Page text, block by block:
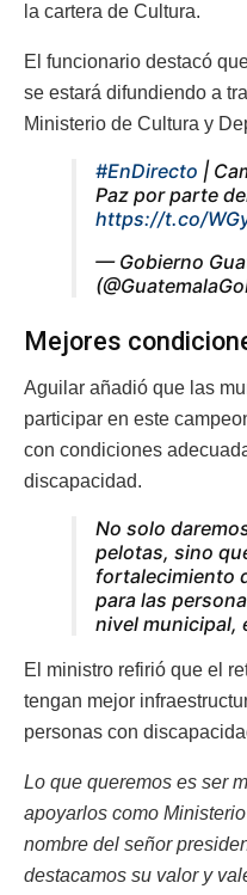
la cartera de Cultura.
El funcionario destacó
se estará difundiendo a
Ministerio de Cultura y
#EnDirecto |
Paz por parte
https://t.co/
— Gobierno
Mejores
Aguilar añadió que las
participar en este
con condiciones
discapacidad.
No solo
pelotas, sino
fortalecimiento
para las
nivel municipal,
El ministro refirió que el
tengan mejor
personas con
Lo que queremos es ser
apoyarlos como
nombre del señor
destacamos su valor y